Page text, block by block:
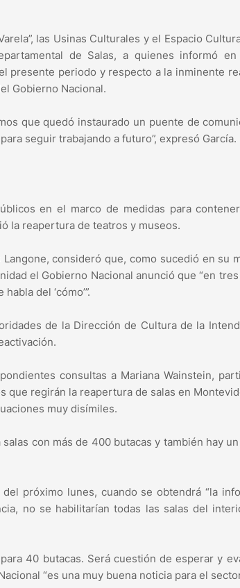
las Usinas Culturales y el Espacio
de Salas, a quienes informó
presente periodo y respecto a la inminente
Gobierno Nacional.
que quedó instaurado un puente de
seguir trabajando a futuro”, expresó García.
en el marco de medidas para
la reapertura de teatros y museos.
consideró que, como sucedió en su
el Gobierno Nacional anunció que “en
del ‘cómo’”.
de la Dirección de Cultura de la
consultas a Mariana Wainstein,
regirán la reapertura de salas en
muy disímiles.
con más de 400 butacas y también hay
próximo lunes, cuando se obtendrá “la
no se habilitarían todas las salas del
40 butacas. Será cuestión de esperar y
“es una muy buena noticia para el